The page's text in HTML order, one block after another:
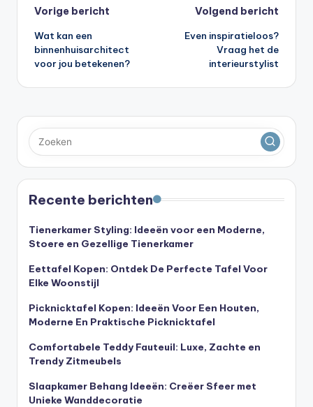
Bericht
navigatie
Vorige bericht
Wat kan een
binnenhuisarchitect
voor jou betekenen?
Volgend bericht
Even inspiratieloos?
Vraag het de
interieurstylist
Recente berichten
Tienerkamer Styling: Ideeën voor een Moderne,
Stoere en Gezellige Tienerkamer
Eettafel Kopen: Ontdek De Perfecte Tafel Voor
Elke Woonstijl
Picknicktafel Kopen: Ideeën Voor Een Houten,
Moderne En Praktische Picknicktafel
Comfortabele Teddy Fauteuil: Luxe, Zachte en
Trendy Zitmeubels
Slaapkamer Behang Ideeën: Creëer Sfeer met
Unieke Wanddecoratie